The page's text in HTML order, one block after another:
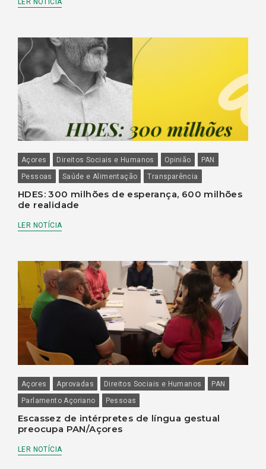
Açores Direitos Sociais e Humanos Opinião
PAN
Pessoas
Saúde e Alimentação Transparência
HDES: 300 milhões de esperança, 600 milhões
de realidade
LER NOTÍCIA
Açores Aprovadas Direitos Sociais e Humanos
PAN
Parlamento Açoriano
Pessoas
Escassez de intérpretes de língua gestual
preocupa PAN/Açores
LER NOTÍCIA